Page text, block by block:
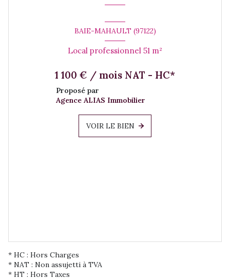
BAIE-MAHAULT (97122)
Local professionnel 51 m²
1 100 € / mois NAT - HC*
Proposé par
Agence ALIAS Immobilier
VOIR LE BIEN
* HC : Hors Charges
* NAT : Non assujetti à TVA
* HT : Hors Taxes